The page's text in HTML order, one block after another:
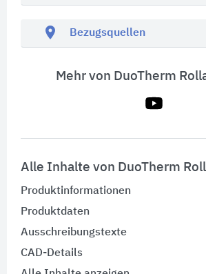
location_on Bezugsquellen
Mehr von DuoTherm
Alle Inhalte von DuoTherm
Produktinformationen
Produktdaten
Ausschreibungstexte
CAD-Details